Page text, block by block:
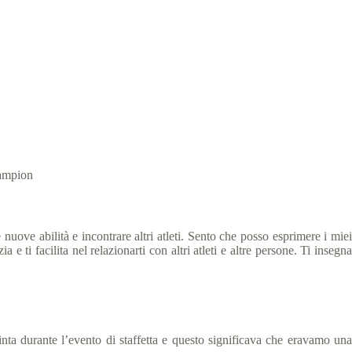
abilità e incontrare altri atleti. Sento che posso esprimere i miei
e ti facilita nel relazionarti con altri atleti e altre persone. Ti insegna
durante l’evento di staffetta e questo significava che eravamo una